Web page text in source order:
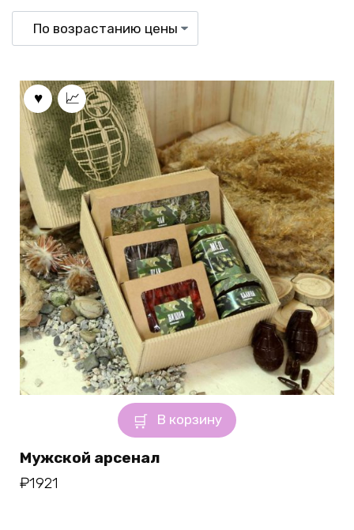
В корзину
Мужской арсенал
₽1921